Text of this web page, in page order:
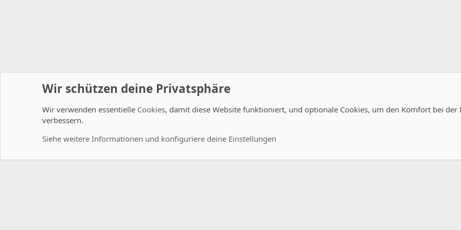
Startseite Foren Linux Foren Fragen zu Howtos
Wir schützen deine Privatsphäre
Wir verwenden essentielle Cookies, damit diese Website funktioniert, und optionale Cookies, um den Komfort bei der
verbessern.
Siehe weitere Informationen und konfiguriere deine Einstellungen